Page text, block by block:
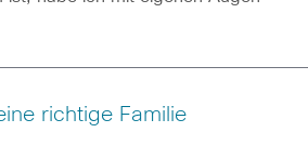
richtige Familie